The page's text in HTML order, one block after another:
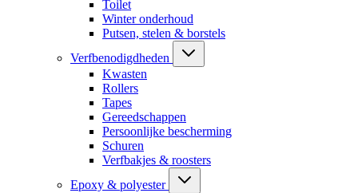
Toilet
Winter onderhoud
Putsen, stelen & borstels
Verfbenodigdheden
Kwasten
Rollers
Tapes
Gereedschappen
Persoonlijke bescherming
Schuren
Verfbakjes & roosters
Epoxy & polyester